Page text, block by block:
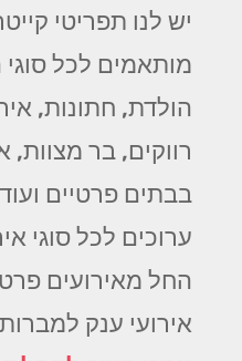
יש לנו תפריטי
מותאמים לכל סוגי
הולדת, חתונות,
רווקים, בר מצוות,
בבתים פרטיים
ערוכים לכל סוגי
החל מאירועים
אירועי ענק